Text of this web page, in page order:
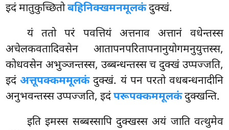
इदं मातुकुच्छितोबहिनिक्खमनमूलकंदुक्खं.
यं ततो परं पवत्तियं अत्तनाव अत्तानं वधेन्तस्स
अचेलकवतादिवसेन आतापनपरितापनानुयोगमनुयुत्तस्स,
कोधवसेन अभुञ्जन्तस्स, उब्बन्धन्तस्स च दुक्खं उप्पज्जति,
इदंअत्तूपक्कममूलकंदुक्खं. यं पन परतो वधबन्धनादीनि
अनुभवन्तस्स उप्पज्जति, इदंपरूपक्कममूलकंदुक्खन्ति.
इति इमस्स सब्बस्सापि दुक्खस्स अयं जाति वत्थुमेव